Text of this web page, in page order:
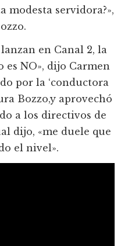
modesta servidora?»,
en Canal 2, la
es NO», dijo Carmen
por la ‘conductora
Bozzo,y aprovechó
a los directivos de
dijo, «me duele que
el nivel».